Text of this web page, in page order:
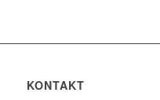
KONTAKT